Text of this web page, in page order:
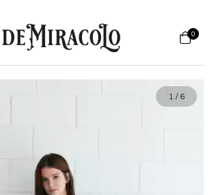
0
1 / 6